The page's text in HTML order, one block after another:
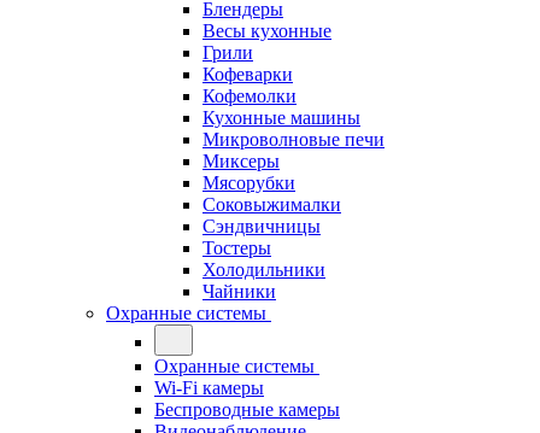
Блендеры
Весы кухонные
Грили
Кофеварки
Кофемолки
Кухонные машины
Микроволновые печи
Миксеры
Мясорубки
Соковыжималки
Сэндвичницы
Тостеры
Холодильники
Чайники
Охранные системы
Охранные системы
Wi-Fi камеры
Беспроводные камеры